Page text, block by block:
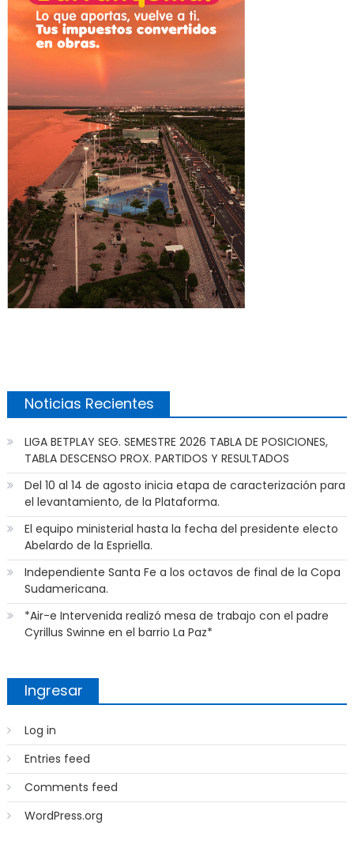
Noticias Recientes
LIGA BETPLAY SEG. SEMESTRE 2026 TABLA DE POSICIONES,
TABLA DESCENSO PROX. PARTIDOS Y RESULTADOS
Del 10 al 14 de agosto inicia etapa de caracterización para
el levantamiento, de la Plataforma.
El equipo ministerial hasta la fecha del presidente electo
Abelardo de la Espriella.
Independiente Santa Fe a los octavos de final de la Copa
Sudamericana.
*Air-e Intervenida realizó mesa de trabajo con el padre
Cyrillus Swinne en el barrio La Paz*
Ingresar
Log in
Entries feed
Comments feed
WordPress.org